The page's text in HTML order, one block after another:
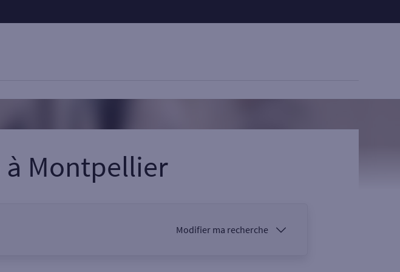
à Montpellier
Modifier ma recherche